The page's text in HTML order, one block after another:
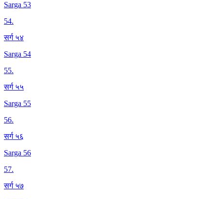
Sarga 53
54.
सर्ग ५४
Sarga 54
55.
सर्ग ५५
Sarga 55
56.
सर्ग ५६
Sarga 56
57.
सर्ग ५७